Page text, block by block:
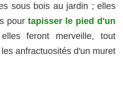
sous bois au jardin ; elles
pour tapisser le pied d'un
feront merveille, tout
anfractuosités d'un muret